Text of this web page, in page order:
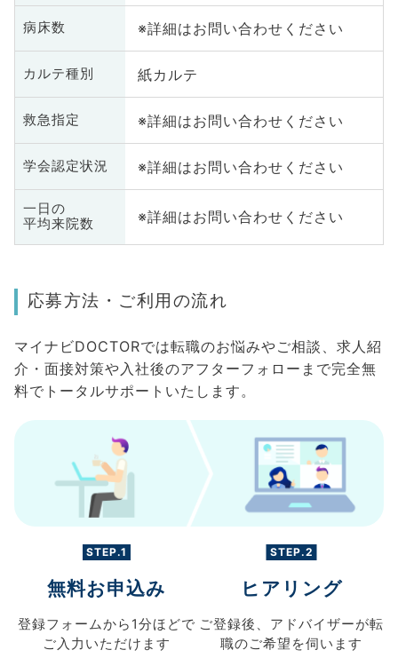
病床数 ※詳細はお問い合わせください
カルテ種別 紙カルテ
救急指定 ※詳細はお問い合わせください
学会認定状況 ※詳細はお問い合わせください
一日の
平均来院数
※詳細はお問い合わせください
応募方法・ご利用の流れ
マイナビDOCTORでは転職のお悩みやご相談、求人紹
介・面接対策や入社後のアフターフォローまで完全無
料でトータルサポートいたします。
STEP.1
無料お申込み
登録フォームから 1分ほどで
ご入力 いただけます
STEP.2
ヒアリング
ご登録後、 アドバイザーが転
職のご希望を伺います